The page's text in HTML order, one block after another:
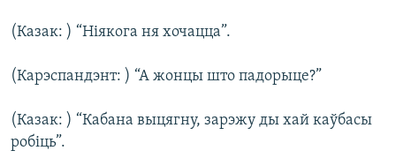
(Казак: ) “Ніякога ня хочацца”.
(Карэспандэнт: ) “А жонцы што падорыце?”
(Казак: ) “Кабана выцягну, зарэжу ды хай каўбасы
робіць”.